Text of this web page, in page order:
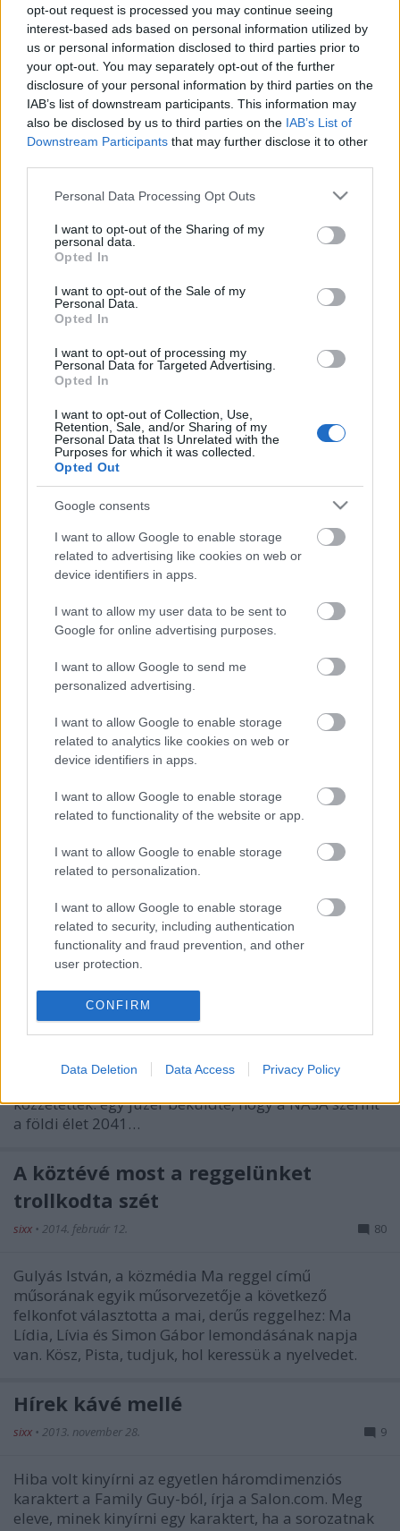
opt-out request is processed you may continue seeing
interest-based ads based on personal information utilized by
us or personal information disclosed to third parties prior to
your opt-out. You may separately opt-out of the further
disclosure of your personal information by third parties on the
IAB’s list of downstream participants. This information may
also be disclosed by us to third parties on the IAB’s List of
Downstream Participants that may further disclose it to other
Please note that this website/app uses one or more Google
not limited to your visit or usage behaviour. You may click to
grant or deny consent to Google and its third-party tags to
use your data for below specified purposes in below Google
consent section.
Personal Data Processing Opt Outs
I want to opt-out of the Sharing of my
personal data.
Opted In
I want to opt-out of the Sale of my
Personal Data.
Opted In
I want to opt-out of processing my
Personal Data for Targeted Advertising.
Opted In
I want to opt-out of Collection, Use,
Retention, Sale, and/or Sharing of my
Personal Data that Is Unrelated with the
Purposes for which it was collected.
Opted Out
Google consents
I want to allow Google to enable storage
related to advertising like cookies on web or
device identifiers in apps.
I want to allow my user data to be sent to
Google for online advertising purposes.
I want to allow Google to send me
personalized advertising.
I want to allow Google to enable storage
related to analytics like cookies on web or
device identifiers in apps.
I want to allow Google to enable storage
related to functionality of the website or app.
I want to allow Google to enable storage
related to personalization.
I want to allow Google to enable storage
related to security, including authentication
functionality and fraud prevention, and other
user protection.
CONFIRM
Data Deletion Data Access Privacy Policy
a Magyar Hírlapot
2015. október 30.
De hogy! Mutatjuk: Az (ál)lap hátsó oldalán van egy
keretes írás, amiben figyelmeztetik az olvasókat,
hogy ez nem az a Magyar Hírlap, és csak azért jött
jelenítsenek benne, de lehet ez kevés lesz egy perben,
mert a lap nevét, a…
Hírek kávé mellé
2015. július 29.
hétből. Terry O'Quinn beszállt Juliette Lewis és
Michael Ealy mellé a Secrets and Lies második
negyedik Banshee-évad lesz az utolsó. Kurva életbe.
Josh Duhamel is beszállt…
Március 35-én aszteroida csapódik a
Földbe, írta a troll, a CNN meg elhitte
Ellenőrizetlen forrásból infót leközölni elég nagy
szívtam a dolgot, de azért azt nemigen hoztam volna
közzétettek: egy júzer beküldte, hogy a NASA szerint
a földi élet 2041…
A köztévé most a reggelünket
trollkodta szét
sixx • 2014. február 12. 80
Gulyás István, a közmédia Ma reggel című
műsorának egyik műsorvezetője a következő
felkonfot választotta a mai, derűs reggelhez: Ma
Lídia, Lívia és Simon Gábor lemondásának napja
van. Kösz, Pista, tudjuk, hol keressük a nyelvedet.
Hírek kávé mellé
sixx • 2013. november 28. 9
Hiba volt kinyírni az egyetlen háromdimenziós
karaktert a Family Guy-ból, írja a Salon.com. Meg
eleve, minek kinyírni egy karaktert, ha a sorozatnak